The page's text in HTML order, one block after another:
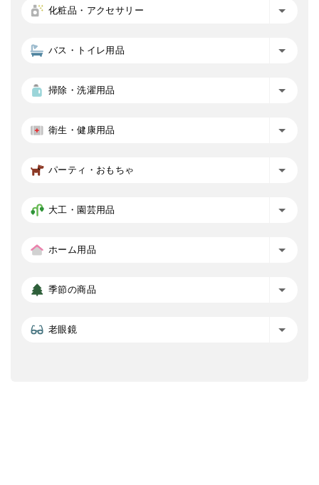
化粧品・アクセサリー
バス・トイレ用品
掃除・洗濯用品
衛生・健康用品
パーティ・おもちゃ
大工・園芸用品
ホーム用品
季節の商品
老眼鏡